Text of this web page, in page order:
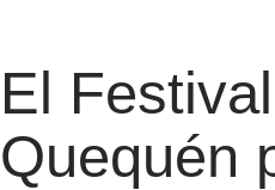
El
Quequén